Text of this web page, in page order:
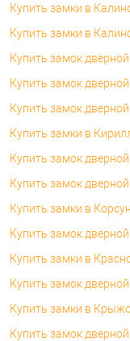
Купить замки в
Купить замки в
Купить замок
Купить замок
Купить замок
Купить замки в
Купить замок
Купить замок
Купить замки в
Купить замок
Купить замки в
Купить замок
Купить замки в
Купить замок